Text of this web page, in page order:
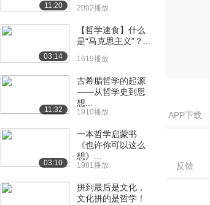
APP下载
反馈
政治学——科...
政治学——科...
[19] 11.时空物理学与时空
政治学——科...
[20] 11.时空物理学与时空
政治学——科...
1367播放
11:20 2002播放
03:14
【哲学速食】什么
是“马克思主义”？...
1619播放
11:32
古希腊哲学的起源
——从哲学史到思
想...
1910播放
03:10
一本哲学启蒙书
《也许你可以这么
想》...
1981播放
拼到最后是文化，
文化拼的是哲学！